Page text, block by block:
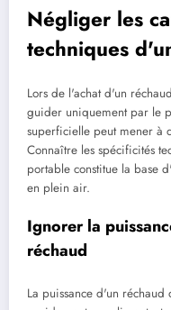
Négliger les
techniques
Lors de l'achat d'un
guider uniquement par le
superficielle peut mener à
Connaître les spécificités
portable constitue la base
en plein air.
Ignorer la
réchaud
La puissance d'un